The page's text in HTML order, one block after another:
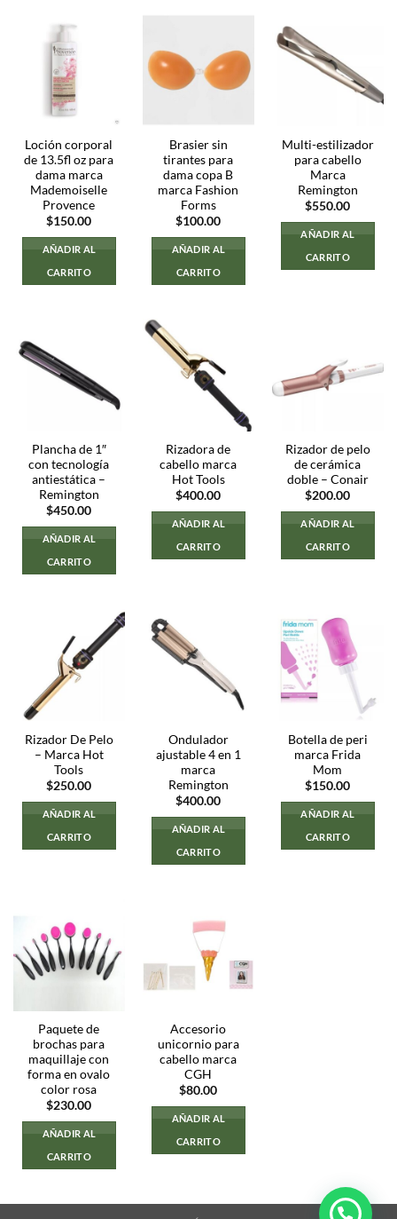
Loción corporal
de 13.5fl oz para
dama marca
Mademoiselle
Provence
$150.00
AÑADIR AL
CARRITO
Brasier sin
tirantes para
dama copa B
marca Fashion
Forms
$100.00
AÑADIR AL
CARRITO
Multi-estilizador
para cabello
Marca
Remington
$550.00
AÑADIR AL
CARRITO
Plancha de 1″
con tecnología
antiestática –
Remington
$450.00
AÑADIR AL
CARRITO
Rizadora de
cabello marca
Hot Tools
$400.00
AÑADIR AL
CARRITO
Rizador de pelo
de cerámica
doble – Conair
$200.00
AÑADIR AL
CARRITO
Rizador De Pelo
– Marca Hot
Tools
$250.00
AÑADIR AL
CARRITO
Ondulador
ajustable 4 en 1
marca
Remington
$400.00
AÑADIR AL
CARRITO
Botella de peri
marca Frida
Mom
$150.00
AÑADIR AL
CARRITO
Paquete de
brochas para
maquillaje con
forma en ovalo
color rosa
$230.00
AÑADIR AL
CARRITO
Accesorio
unicornio para
cabello marca
CGH
$80.00
AÑADIR AL
CARRITO